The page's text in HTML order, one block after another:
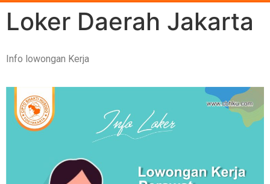
Loker Daerah Jakarta
Info lowongan Kerja